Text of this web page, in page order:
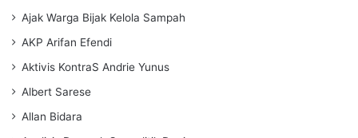
Ajak Warga Bijak Kelola Sampah
AKP Arifan Efendi
Aktivis KontraS Andrie Yunus
Albert Sarese
Allan Bidara